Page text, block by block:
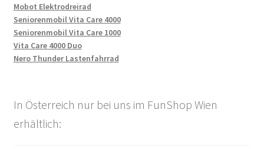
Mobot Elektrodreirad
Seniorenmobil Vita Care 4000
Seniorenmobil Vita Care 1000
Vita Care 4000 Duo
Nero Thunder Lastenfahrrad
In Österreich nur bei uns im FunShop Wien
erhältlich: